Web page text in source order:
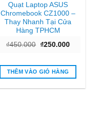
Quạt Laptop ASUS
Chromebook CZ1000 –
Thay Nhanh Tại Cửa
Hàng TPHCM
₫450.000 Giá
₫450.000.
₫250.000Giá
là:
THÊM VÀO GIỎ HÀNG